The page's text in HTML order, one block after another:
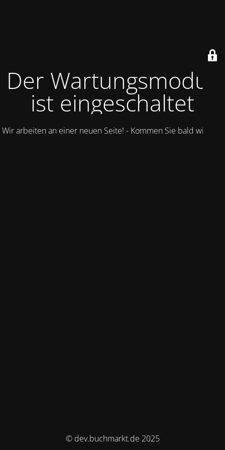
Der Wartungsmodus
ist eingeschaltet
Wir arbeiten an einer neuen Seite! - Kommen Sie bald wieder.
© dev.buchmarkt.de 2025